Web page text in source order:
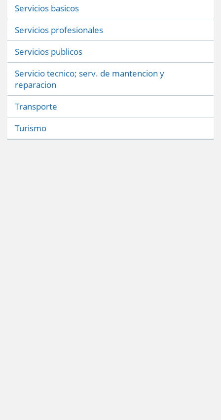
Servicios basicos
Servicios profesionales
Servicios publicos
Servicio tecnico; serv. de mantencion y
reparacion
Transporte
Turismo